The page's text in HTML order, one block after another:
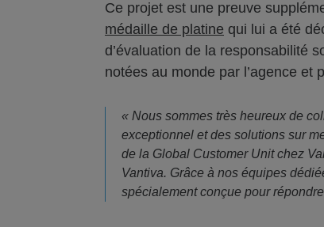
Ce projet est une preuve
médaille de platine qui lui a été
d’évaluation de la responsabilité
notées au monde par l’agence et
« Nous sommes très heureux de
exceptionnel et des solutions sur
de la Global Customer Unit chez
Vantiva. Grâce à nos équipes
spécialement conçue pour